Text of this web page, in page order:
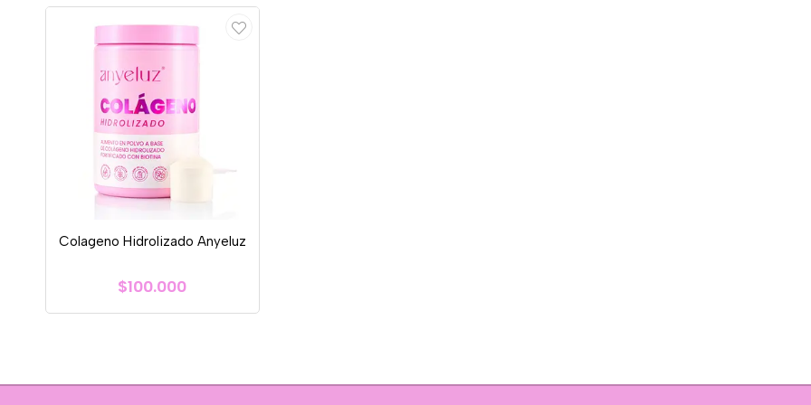
Colageno Hidrolizado Anyeluz
$100.000